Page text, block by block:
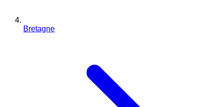
Bretagne